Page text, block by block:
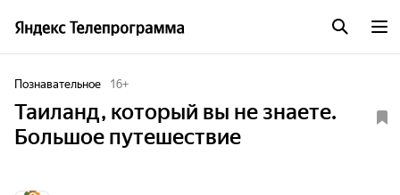
Познавательное 16+
Таиланд, который вы не знаете.
Большое путешествие